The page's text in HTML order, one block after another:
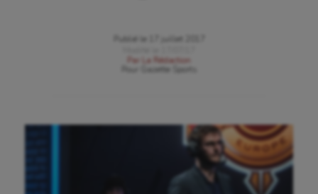
Publié le
17 juillet 2017
Par
La Rédaction
Gazette Sports